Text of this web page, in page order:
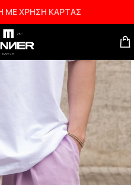
ΜΕ ΧΡΗΣΗ ΚΑΡΤΑΣ